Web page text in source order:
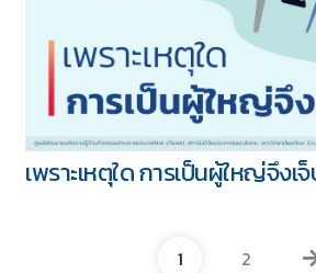
เพราะเหตุใด การเป็นผู้ใหญ่จึงเ
1 2